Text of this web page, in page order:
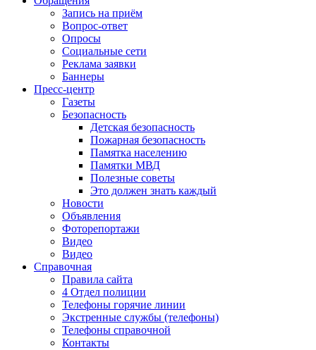
Запись на приём
Вопрос-ответ
Опросы
Социальные сети
Реклама заявки
Баннеры
Пресс-центр
Газеты
Безопасность
Детская безопасность
Пожарная безопасность
Памятка населению
Памятки МВД
Полезные советы
Это должен знать каждый
Новости
Объявления
Фоторепортажи
Видео
Видео
Справочная
Правила сайта
4 Отдел полиции
Телефоны горячие линии
Экстренные службы (телефоны)
Телефоны справочной
Контакты